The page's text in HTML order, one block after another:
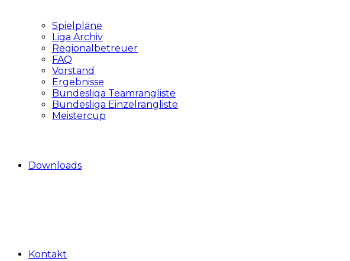
Spielpläne
Liga Archiv
Regionalbetreuer
FAQ
Vorstand
Ergebnisse
Bundesliga Teamrangliste
Bundesliga Einzelrangliste
Meistercup
Downloads
Kontakt